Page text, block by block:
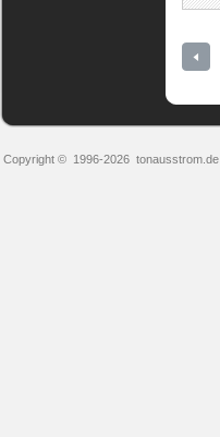
Copyright © 1996-2026 tonausstrom.de